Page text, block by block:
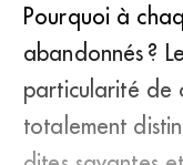
Pourquoi à
abandonnés ?
particularité de
totalement